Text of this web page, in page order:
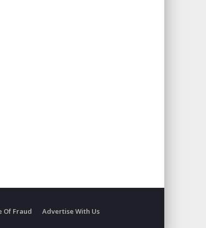
Of Fraud
Advertise With Us